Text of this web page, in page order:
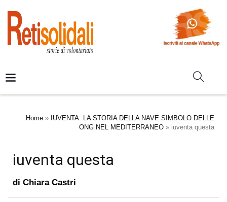
Home » IUVENTA: LA STORIA DELLA NAVE SIMBOLO DELLE
ONG NEL MEDITERRANEO » iuventa questa
iuventa questa
di Chiara Castri